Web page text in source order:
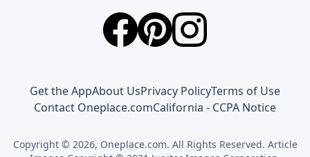
Get the AppAbout UsPrivacy PolicyTerms of Use
Contact Oneplace.comCalifornia - CCPA Notice
Copyright © 2026, Oneplace.com. All Rights Reserved. Article